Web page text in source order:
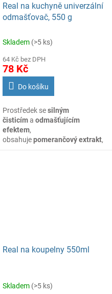
Real na kuchyně univerzální
odmašťovač, 550 g
Skladem (>5 ks)
64 Kč bez DPH
78 Kč
Do košíku
Prostředek sesilným
čisticíma odmašťujícím
efektem,
obsahujepomerančový extrakt,
s přírodní účinnou
nečistoty a zároveň
Real na koupelny 550ml
Skladem (>5 ks)